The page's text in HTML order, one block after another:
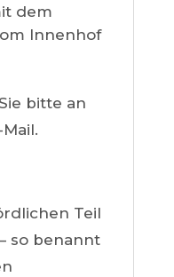
dem
Innenhof
bitte an
Teil
so benannt